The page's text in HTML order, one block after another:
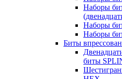
Наборы
Наборы
Наборы
Биты
биты